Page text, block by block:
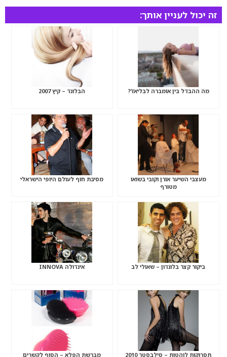
זה יכול לעניין אותך:
מה ההבדל בין אומברה לבליאז’? הבלונד – קיץ 2007
מעצבי השיער אורן וקובי בשואו
מטורף
מסיבת חוף לעולם היופי הישראלי
ביקור קצר בלונדון – שאולי לב אינדולה INNOVA
תסרוקות לוהטות – סילבסטר 2010
מברשת הפלא – הסוף לקשרים